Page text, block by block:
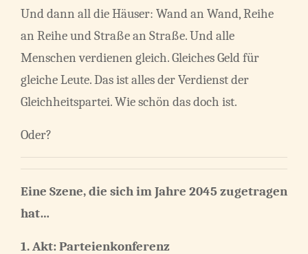
Und dann all die Häuser: Wand an Wand, Reihe
an Reihe und Straße an Straße. Und alle
Menschen verdienen gleich. Gleiches Geld für
gleiche Leute. Das ist alles der Verdienst der
Gleichheitspartei. Wie schön das doch ist.
Oder?
Eine Szene, die sich im Jahre 2045 zugetragen
hat…
1. Akt: Parteienkonferenz